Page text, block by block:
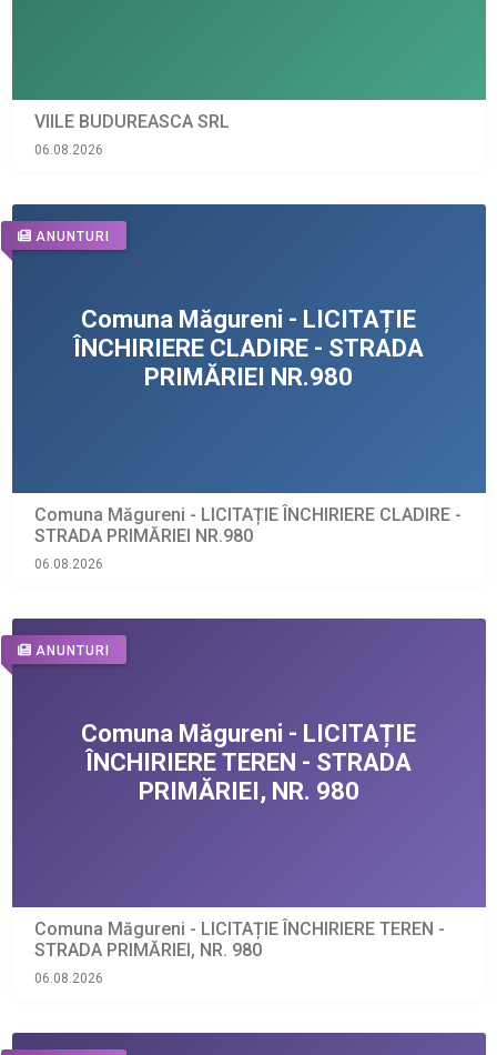
VIILE BUDUREASCA SRL
06.08.2026
ANUNTURI
Comuna Măgureni - LICITAȚIE ÎNCHIRIERE CLADIRE -
STRADA PRIMĂRIEI NR.980
06.08.2026
ANUNTURI
Comuna Măgureni - LICITAȚIE ÎNCHIRIERE TEREN -
STRADA PRIMĂRIEI, NR. 980
06.08.2026